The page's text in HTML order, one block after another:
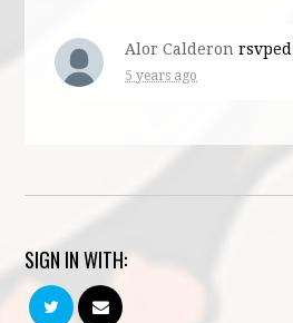
Alor Calderon rsvped
5 years ago
SIGN IN WITH: